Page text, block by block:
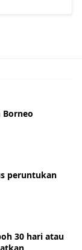
Borneo
peruntukan
30 hari atau